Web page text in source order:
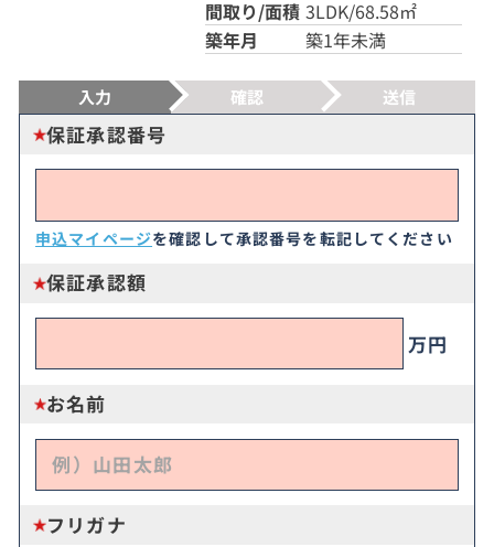
間取り/面積 3LDK/68.58㎡
築年月
築1年未満
入力 確認 送信
保証承認番号
申込マイページを確認して承認番号を転記してください
保証承認額
万円
お名前
フリガナ